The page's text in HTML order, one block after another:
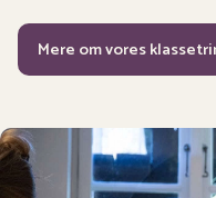
Mere om vores